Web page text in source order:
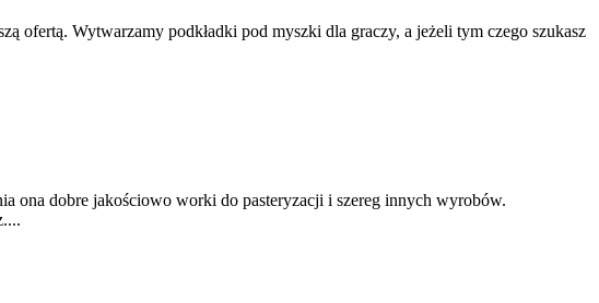
ofertą. Wytwarzamy podkładki pod myszki dla graczy, a jeżeli tym czego szukasz
ona dobre jakościowo worki do pasteryzacji i szereg innych wyrobów.